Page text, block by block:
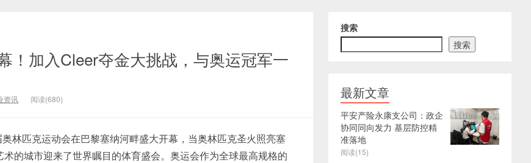
！加入Cleer夺金大挑战，与奥运冠军一
资讯 阅读(680)
林匹克运动会在巴黎塞纳河畔盛大开幕，当奥林匹克圣火照亮塞
的城市迎来了世界瞩目的体育盛会。奥运会作为全球最高规格的
搜索
搜索
最新文章
平安产险永康支公司：政企
协同同向发力 基层防控精
准落地
阅读(15)